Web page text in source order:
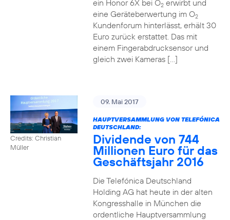
ein Honor 6X bei O2erwirbt und
eine Geräteberwertung im O2
Kundenforum hinterlässt, erhält 30
Euro zurück erstattet. Das mit
einem Fingerabdrucksensor und
gleich zwei Kameras […]
Credits: Christian
Müller
09. Mai 2017
HAUPTVERSAMMLUNG VON TELEFÓNICA
DEUTSCHLAND:
Dividende von 744
Millionen Euro für das
Geschäftsjahr 2016
Die Telefónica Deutschland
Holding AG hat heute in der alten
Kongresshalle in München die
ordentliche Hauptversammlung